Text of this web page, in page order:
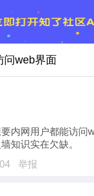
问web界面
内网用户都能访问
知识实在欠缺。
举报